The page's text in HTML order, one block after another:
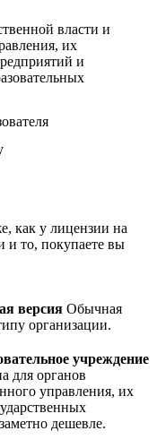
власти и
их
и
как у лицензии на
и то, покупаете вы
версия Обычная
организации.
учреждение
для органов
управления, их
дешевле.